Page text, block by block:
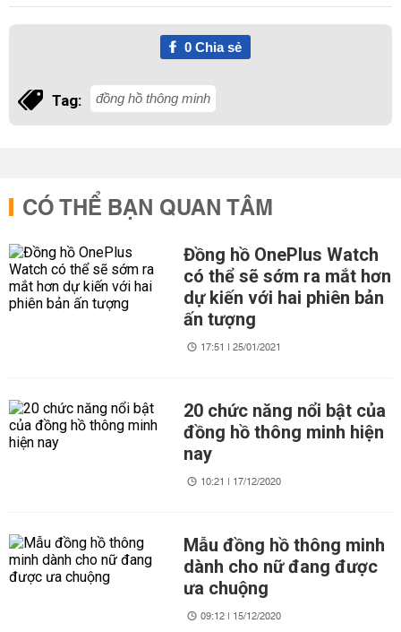
0Chia sẻ
Tag: đồng hồ thông minh
CÓ THỂ BẠN QUAN TÂM
Đồng hồ OnePlus Watch
có thể sẽ sớm ra mắt hơn
dự kiến với hai phiên bản
ấn tượng
17:51 | 25/01/2021
20 chức năng nổi bật của
đồng hồ thông minh hiện
nay
10:21 | 17/12/2020
Mẫu đồng hồ thông minh
dành cho nữ đang được
ưa chuộng
09:12 | 15/12/2020